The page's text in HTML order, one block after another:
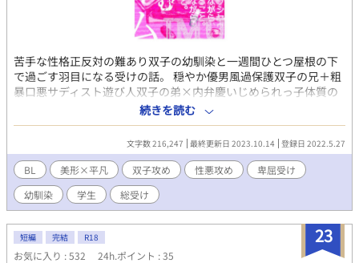
苦手な性格正反対の難あり双子の幼馴染と一週間ひとつ屋根の下
で過ごす羽目になる受けの話。 穏やか優男風過保護双子の兄＋粗
暴口悪サディスト遊び人双子の弟×内弁慶いじめられっ子体質の
卑屈平凡受け←親友攻め 学生／執着攻め／三角関係／幼馴染／親
友攻め／受けが可哀想な目に遭いがち 美甘遠（みかもとおい） 受
け。幼い頃から双子たちに玩具にされてきたため、双子が嫌い。
でも逆らえないので渋々言うこと聞いてる。内弁慶。 慈光宋都
（じこうさんと） 双子の弟。いい加減で大雑把で自己中で乱暴
者。美甘のことは可愛がってるつもりだが雑。 慈光燕斗（じこう
えんと） 双子の兄。優しくて穏やかだが性格が捩れてる。美甘に
甘いようで甘くない。 君完（きみさだ） 通称サダ。同じ中学校。
高校にあがってから美甘と仲良くなった親友。美甘に同情して
る。
続きを読む
文字数 216,247 最終更新日 2023.10.14 登録日 2022.5.27
BL 美形×平凡 双子攻め 性悪攻め
卑屈受け
幼馴染
学生 総受け
23
短編 完結 R18
お気に入り : 532 24h.ポイント : 35